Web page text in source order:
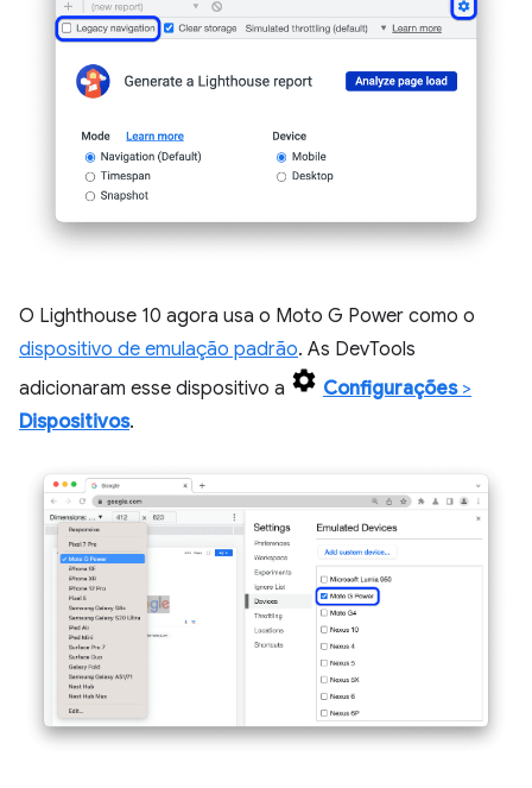
O Lighthouse 10 agora usa o Moto G Power como o
dispositivo de emulação padrão. As DevTools
adicionaram esse dispositivo a
Configurações>
Dispositivos.